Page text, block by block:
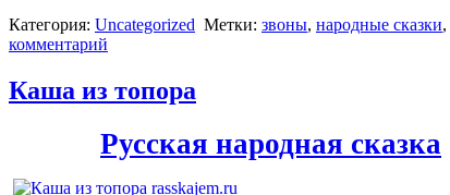
Категория: Uncategorized Метки: звоны, народные сказки,
комментарий
Каша из топора
Русская народная сказка